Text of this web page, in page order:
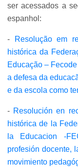
ser acessados a
espanhol:
-
Resolução em
histórica da
Educação –
a defesa da
e da escola como
- Resolución en
histórica de la
la Educacion -
profesión docente,
movimiento